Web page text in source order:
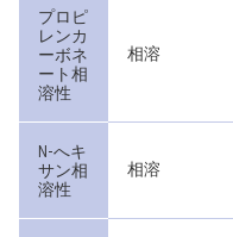
プロピ
レンカ
ーボネ
ート相
溶性
相溶
N-へキ
サン相
溶性
相溶